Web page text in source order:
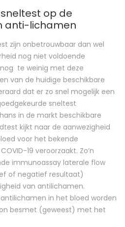
op de
anti-lichamen
zijn onbetrouwbaar dan wel
nog niet voldoende
te weinig met deze
van de huidige beschikbare
dat er zo snel mogelijk een
sneltest
in de markt beschikbare
kijkt naar de aanwezigheid
voor het bekende
19 veroorzaakt. Zo’n
immunoassay laterale flow
of negatief resultaat)
van antilichamen.
in het bloed worden
besmet (geweest) met het